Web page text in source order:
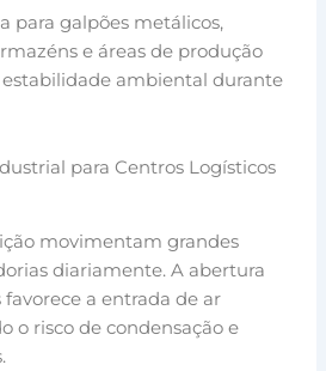
para galpões metálicos,
e áreas de produção
ambiental durante
para Centros Logísticos
movimentam grandes
diariamente. A abertura
a entrada de ar
o risco de condensação e